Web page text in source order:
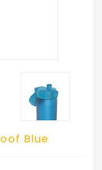
Blue